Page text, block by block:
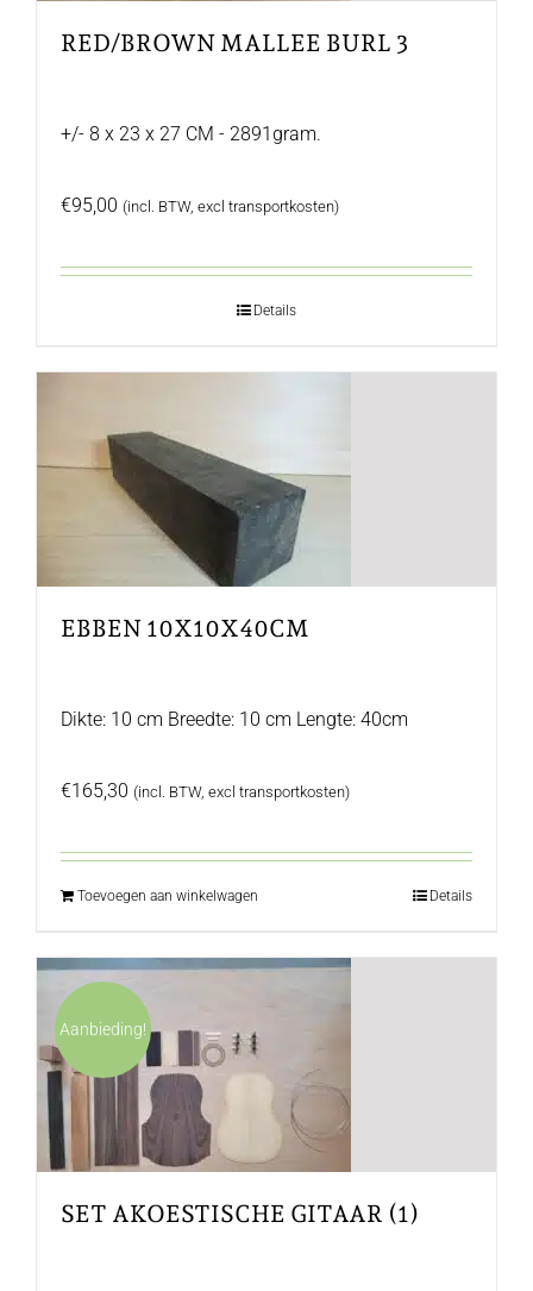
RED/BROWN MALLEE BURL 3
+/- 8 x 23 x 27 CM - 2891gram.
€95,00 (incl. BTW, excl transportkosten)
Details
EBBEN 10X10X40CM
Dikte: 10 cm Breedte: 10 cm Lengte: 40cm
€165,30 (incl. BTW, excl transportkosten)
Toevoegen aan winkelwagen Details
Aanbieding!
SET AKOESTISCHE GITAAR (1)